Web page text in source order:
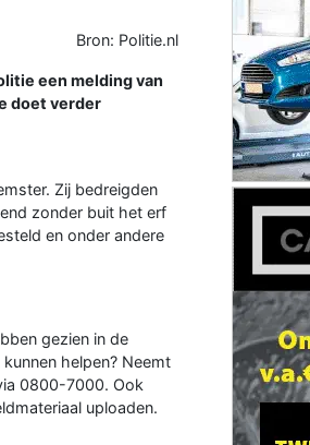
Bron: Politie.nl
een melding van
doet verder
Zij bedreigden
zonder buit het erf
en onder andere
gezien in de
helpen? Neemt
0800-7000. Ook
uploaden.